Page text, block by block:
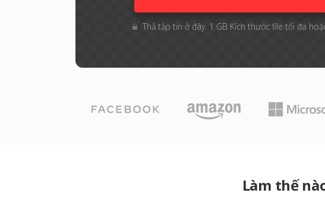
Thả tập tin ở đây. 1 GB Kích thước file tối đa
Làm thế